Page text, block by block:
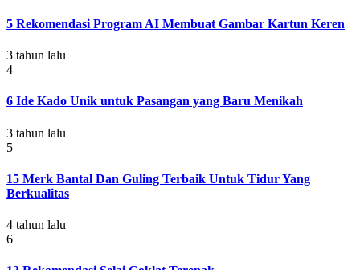
5 Rekomendasi Program AI Membuat Gambar Kartun Keren
3 tahun lalu
4
6 Ide Kado Unik untuk Pasangan yang Baru Menikah
3 tahun lalu
5
15 Merk Bantal Dan Guling Terbaik Untuk Tidur Yang
Berkualitas
4 tahun lalu
6